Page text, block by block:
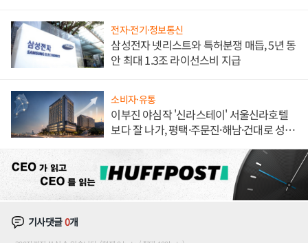
전자·전기·정보통신
삼성전자 넷리스트와 특허분쟁 매듭, 5년 동
안 최대 1.3조 라이선스비 지급
소비자·유통
이부진 야심작 '신라스테이' 서울신라호텔
보다 잘 나가, 평택·주문진·해남·건대로 성
기사댓글0개